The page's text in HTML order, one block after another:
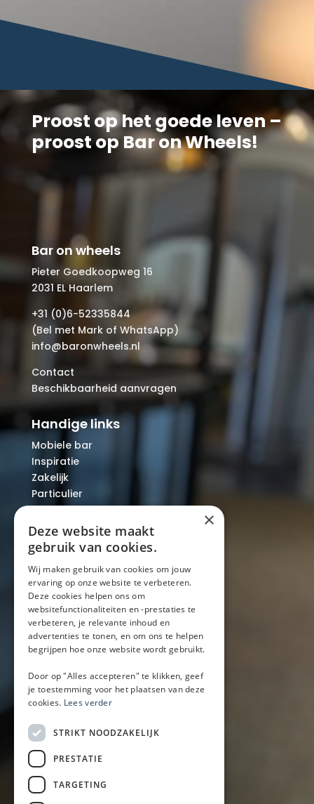
Proost op het goede leven –
proost op Bar on Wheels!
Bar on wheels
Pieter Goedkoopweg 16
2031 EL Haarlem
+31 (0)6-52335844
(Bel met Mark of WhatsApp)
info@baronwheels.nl
Contact
Beschikbaarheid aanvragen
Handige links
Mobiele bar
Inspiratie
Zakelijk
Particulier
Over ons
Blog
Locaties
Mobiele bar
Mobiele bar huren
Bier/wijn/fris bar
Champagnebar
Wijnbar
Aperol spritz bar
Arrangementen
Lunch
Borrel met hapjes
BBQ
Buffet
×
Deze website maakt
gebruik van cookies.
Wij maken gebruik van cookies om jouw
ervaring op onze website te verbeteren.
Deze cookies helpen ons om
websitefunctionaliteiten en -prestaties te
verbeteren, je relevante inhoud en
advertenties te tonen, en om ons te helpen
begrijpen hoe onze website wordt gebruikt.
Door op "Alles accepteren" te klikken, geef
je toestemming voor het plaatsen van deze
cookies. Lees verder
STRIKT NOODZAKELIJK
PRESTATIE
TARGETING